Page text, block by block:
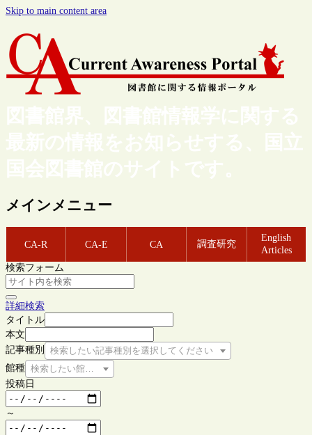
Skip to main content area
図書館界、図書館情報学に関する
最新の情報をお知らせする、国立
国会図書館のサイトです。
メインメニュー
CA-R CA-E CA 調査研究
English
Articles
検索フォーム
詳細検索
タイトル
本文
記事種別
検索したい記事種別を選択してください
館種 検索したい館種を選択してください
投稿日
～